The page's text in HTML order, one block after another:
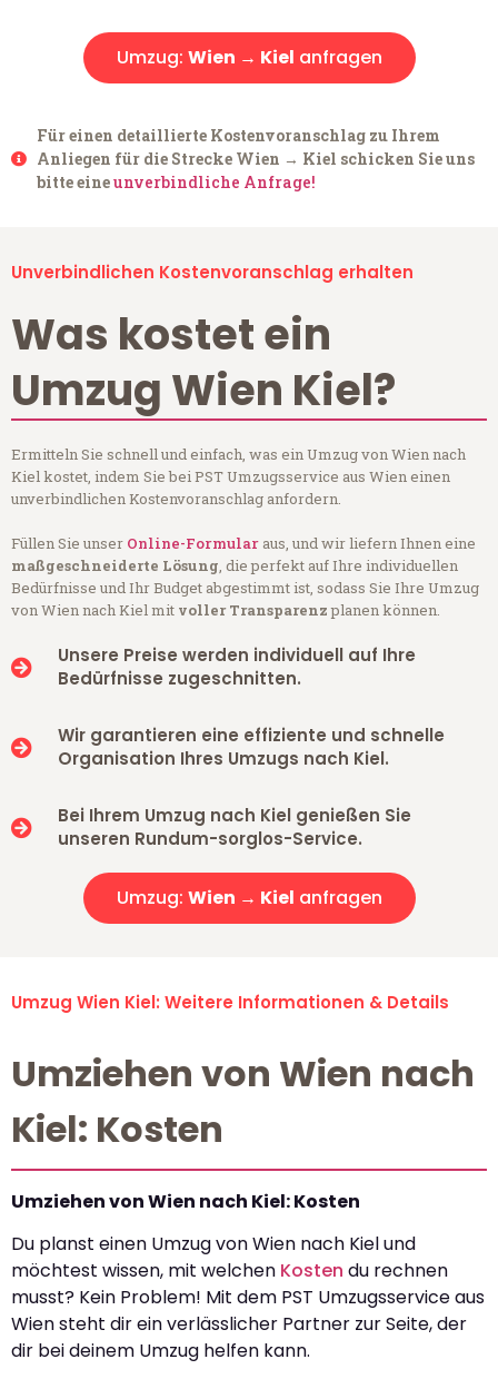
Umzug: Wien → Kiel anfragen
Für einen detaillierte Kostenvoranschlag zu Ihrem
Anliegen für die Strecke Wien → Kiel schicken Sie uns
bitte eineunverbindliche Anfrage!
Unverbindlichen Kostenvoranschlag erhalten
Was kostet ein
Umzug Wien Kiel?
Ermitteln Sie schnell und einfach, was ein Umzug von Wien nach
Kiel kostet, indem Sie bei PST Umzugsservice aus Wien einen
unverbindlichen Kostenvoranschlag anfordern.
Füllen Sie unser Online-Formular aus, und wir liefern Ihnen eine
maßgeschneiderte Lösung, die perfekt auf Ihre individuellen
Bedürfnisse und Ihr Budget abgestimmt ist, sodass Sie Ihre Umzug
von Wien nach Kiel mit voller Transparenzplanen können.
Unsere Preise werden individuell auf Ihre
Bedürfnisse zugeschnitten.
Wir garantieren eine effiziente und schnelle
Organisation Ihres Umzugs nach Kiel.
Bei Ihrem Umzug nach Kiel genießen Sie
unseren Rundum-sorglos-Service.
Umzug: Wien → Kiel anfragen
Umzug Wien Kiel: Weitere Informationen & Details
Umziehen von Wien nach
Kiel: Kosten
Umziehen von Wien nach Kiel: Kosten
Du planst einen Umzug von Wien nach Kiel und
möchtest wissen, mit welchen Kosten du rechnen
musst? Kein Problem! Mit dem PST Umzugsservice aus
Wien steht dir ein verlässlicher Partner zur Seite, der
dir bei deinem Umzug helfen kann.